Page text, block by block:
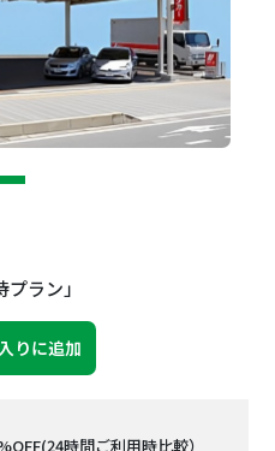
ラン」
りに追加
時間ご利用時比較）